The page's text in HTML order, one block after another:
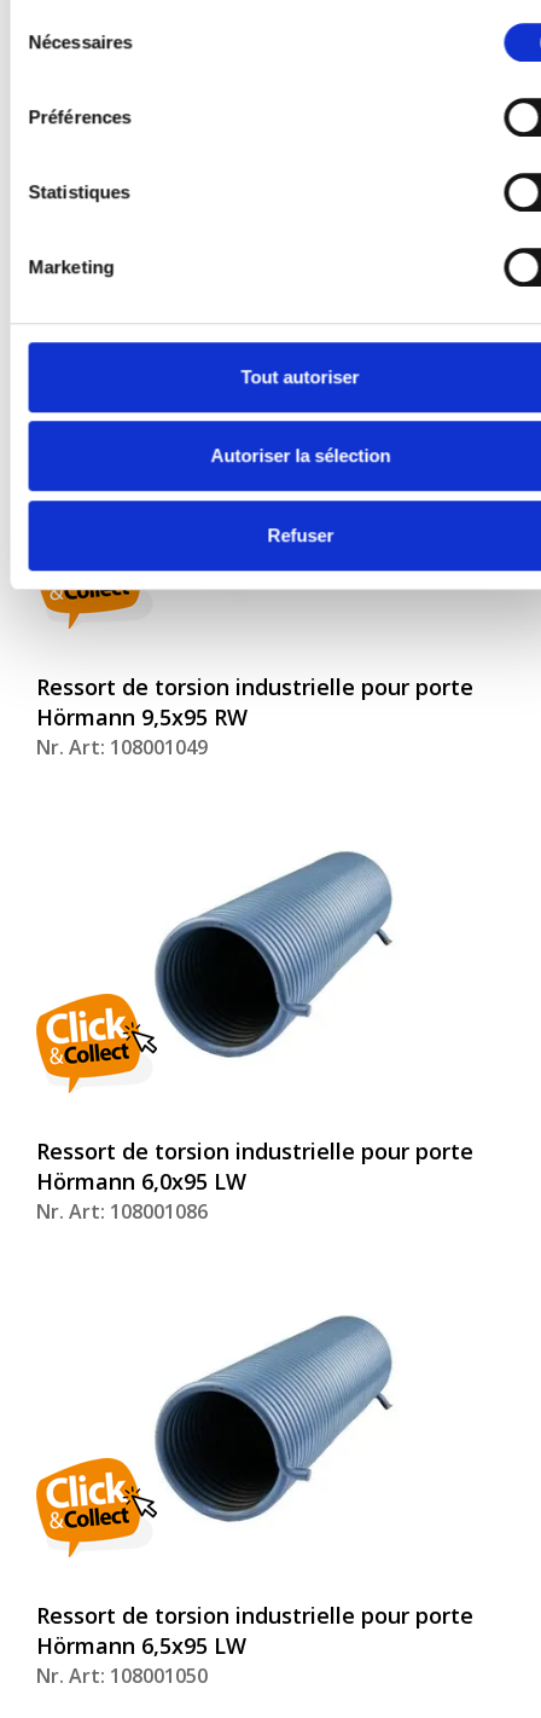
Nécessaires
Préférences
Statistiques
Marketing
Tout autoriser
Autoriser la sélection
Refuser
Nr. Art: 108001098
Ressort de torsion industrielle pour porte
Hörmann 9,5x95 RW
Nr. Art: 108001049
Ressort de torsion industrielle pour porte
Hörmann 6,0x95 LW
Nr. Art: 108001086
Ressort de torsion industrielle pour porte
Hörmann 6,5x95 LW
Nr. Art: 108001050